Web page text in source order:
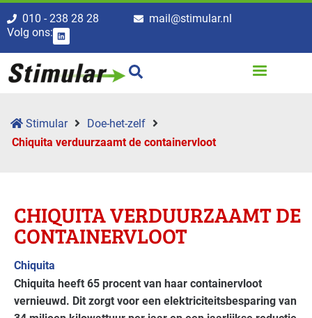
010 - 238 28 28
mail@stimular.nl
Volg ons:
Stimular
Doe-het-zelf
Chiquita verduurzaamt de containervloot
CHIQUITA VERDUURZAAMT DE
CONTAINERVLOOT
Chiquita
Chiquita heeft 65 procent van haar containervloot
vernieuwd. Dit zorgt voor een elektriciteitsbesparing van